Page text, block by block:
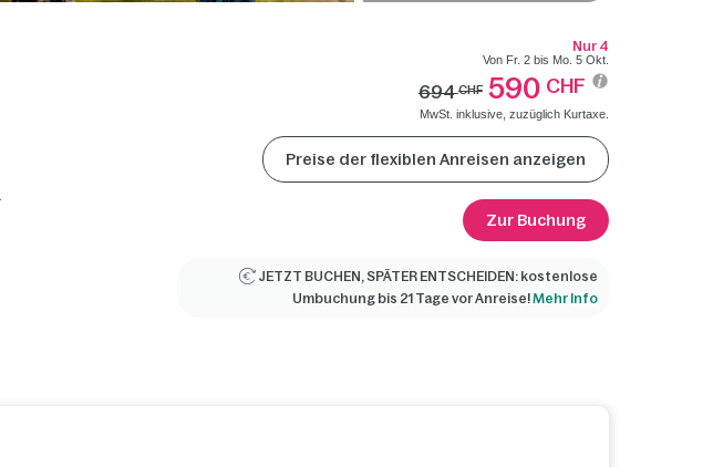
Nur 4
Von Fr. 2 bis Mo. 5 Okt.
694CHF 590 CHF
MwSt. inklusive, zuzüglich Kurtaxe.
Preise der flexiblen Anreisen anzeigen
Zur Buchung
JETZT BUCHEN, SPÄTER ENTSCHEIDEN: kostenlose
Umbuchung bis 21 Tage vor Anreise!Mehr Info